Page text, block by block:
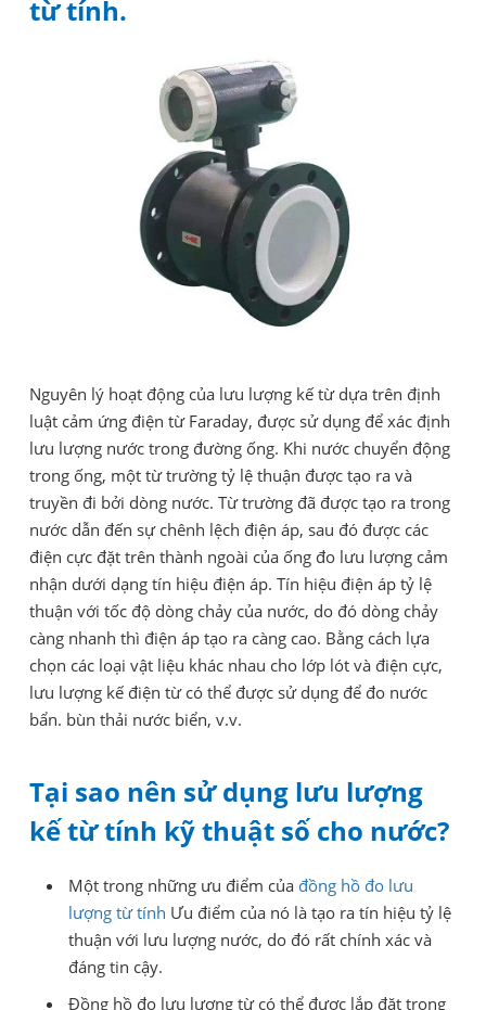
từ tính.
Nguyên lý hoạt động của lưu lượng kế từ dựa trên định
luật cảm ứng điện từ Faraday, được sử dụng để xác định
lưu lượng nước trong đường ống. Khi nước chuyển động
trong ống, một từ trường tỷ lệ thuận được tạo ra và
truyền đi bởi dòng nước. Từ trường đã được tạo ra trong
nước dẫn đến sự chênh lệch điện áp, sau đó được các
điện cực đặt trên thành ngoài của ống đo lưu lượng cảm
nhận dưới dạng tín hiệu điện áp. Tín hiệu điện áp tỷ lệ
thuận với tốc độ dòng chảy của nước, do đó dòng chảy
càng nhanh thì điện áp tạo ra càng cao. Bằng cách lựa
chọn các loại vật liệu khác nhau cho lớp lót và điện cực,
lưu lượng kế điện từ có thể được sử dụng để đo nước
bẩn. bùn thải nước biển, v.v.
Tại sao nên sử dụng lưu lượng
kế từ tính kỹ thuật số cho nước?
Một trong những ưu điểm của đồng hồ đo lưu
lượng từ tính Ưu điểm của nó là tạo ra tín hiệu tỷ lệ
thuận với lưu lượng nước, do đó rất chính xác và
đáng tin cậy.
Đồng hồ đo lưu lượng từ có thể được lắp đặt trong